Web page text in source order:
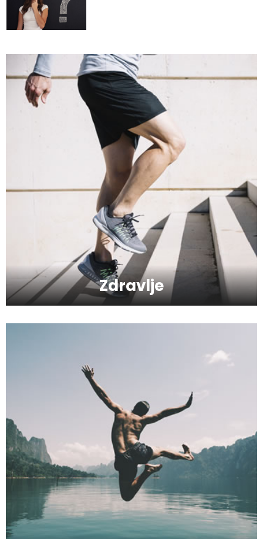
zdravlje na viši nivo?
Kako da napravite razliku između
toksične veze i zdravog partnerskog
odnosa?
Kako da imate blistavu kožu bez skupih
tretmana?
Kako da se podmladite uz kreme sa
hijaluronom
Kako da serumom oživite svoje lice?
Hiruška operacija gornjih i donjih kapaka
- Blefaroplastika
Kako da bude odabrana najbolja radio
antena danas?
Kako da preživite ponedeljak?
Zdravlje